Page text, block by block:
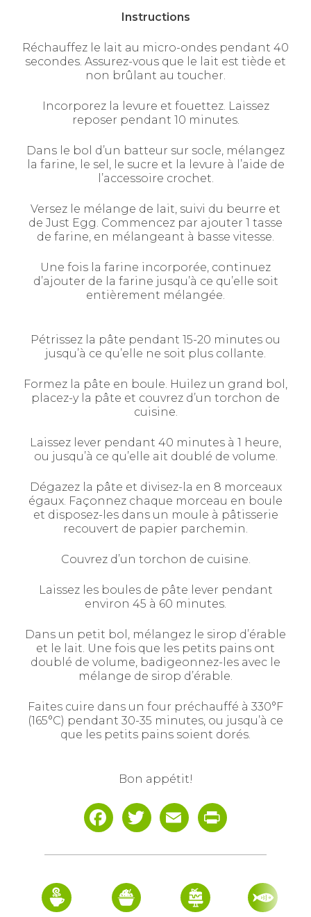
Instructions
Réchauffez le lait au micro-ondes pendant 40
secondes. Assurez-vous que le lait est tiède et
non brûlant au toucher.
Incorporez la levure et fouettez. Laissez
reposer pendant 10 minutes.
Dans le bol d’un batteur sur socle, mélangez
la farine, le sel, le sucre et la levure à l’aide de
l’accessoire crochet.
Versez le mélange de lait, suivi du beurre et
de Just Egg. Commencez par ajouter 1 tasse
de farine, en mélangeant à basse vitesse.
Une fois la farine incorporée, continuez
d’ajouter de la farine jusqu’à ce qu’elle soit
entièrement mélangée.
Pétrissez la pâte pendant 15-20 minutes ou
jusqu’à ce qu’elle ne soit plus collante.
Formez la pâte en boule. Huilez un grand bol,
placez-y la pâte et couvrez d’un torchon de
cuisine.
Laissez lever pendant 40 minutes à 1 heure,
ou jusqu’à ce qu’elle ait doublé de volume.
Dégazez la pâte et divisez-la en 8 morceaux
égaux. Façonnez chaque morceau en boule
et disposez-les dans un moule à pâtisserie
recouvert de papier parchemin.
Couvrez d’un torchon de cuisine.
Laissez les boules de pâte lever pendant
environ 45 à 60 minutes.
Dans un petit bol, mélangez le sirop d’érable
et le lait. Une fois que les petits pains ont
doublé de volume, badigeonnez-les avec le
mélange de sirop d’érable.
Faites cuire dans un four préchauffé à 330°F
(165°C) pendant 30-35 minutes, ou jusqu’à ce
que les petits pains soient dorés.
Bon appétit!
Facebook
Twitter
Email
Print